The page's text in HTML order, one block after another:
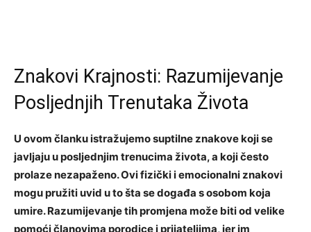
Znakovi Krajnosti: Razumijevanje
Posljednjih Trenutaka Života
U ovom članku istražujemo suptilne znakove koji se
javljaju u posljednjim trenucima života, a koji često
prolaze nezapaženo. Ovi fizički i emocionalni znakovi
mogu pružiti uvid u to šta se događa s osobom koja
umire. Razumijevanje tih promjena može biti od velike
pomoći članovima porodice i prijateljima, jer im